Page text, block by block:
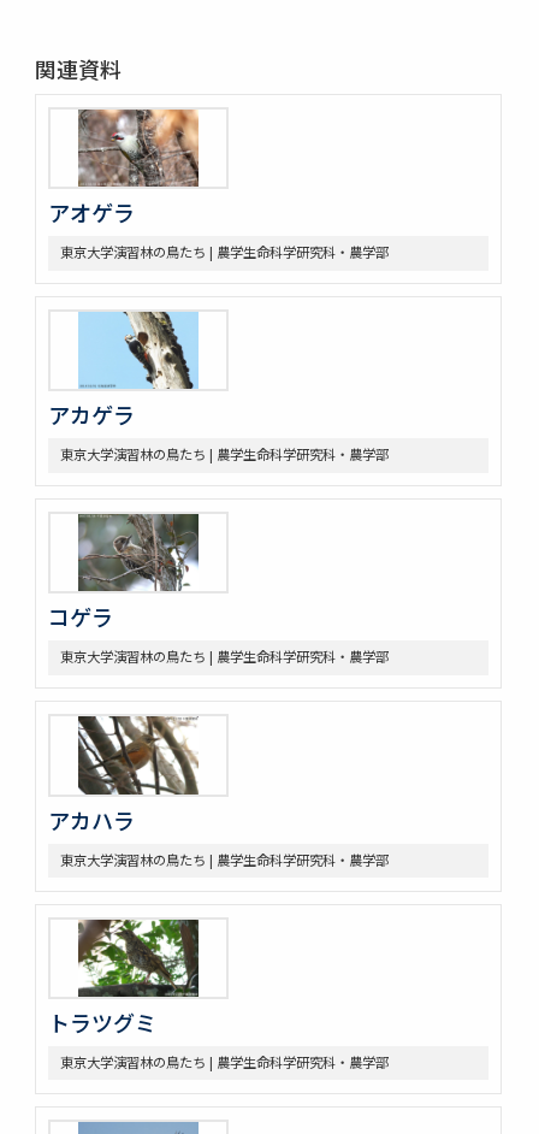
関連資料
アオゲラ
東京大学演習林の鳥たち | 農学生命科学研究科・農学部
アカゲラ
東京大学演習林の鳥たち | 農学生命科学研究科・農学部
コゲラ
東京大学演習林の鳥たち | 農学生命科学研究科・農学部
アカハラ
東京大学演習林の鳥たち | 農学生命科学研究科・農学部
トラツグミ
東京大学演習林の鳥たち | 農学生命科学研究科・農学部